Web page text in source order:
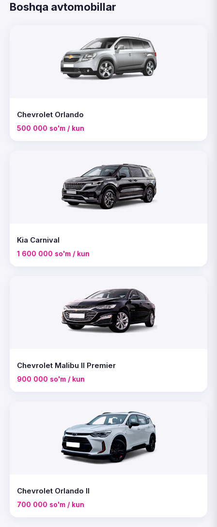
Boshqa avtomobillar
Chevrolet Orlando
500 000 so'm / kun
Kia Carnival
1 600 000 so'm / kun
Chevrolet Malibu II Premier
900 000 so'm / kun
Chevrolet Orlando II
700 000 so'm / kun